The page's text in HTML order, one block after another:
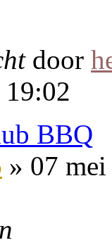
door
BBQ
» 07